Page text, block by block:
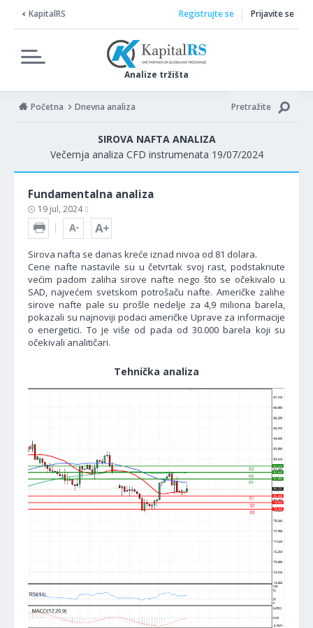
KapitalRS
Analize tržišta
Registrujte se Prijavite se
Početna Dnevna analiza Pretražite
SIROVA NAFTA ANALIZA
Večernja analiza CFD instrumenata 19/07/2024
Fundamentalna analiza
19 jul, 2024
Sirova nafta se danas kreće iznad nivoa od 81 dolara.
Cene nafte nastavile su u četvrtak svoj rast, podstaknute
većim padom zaliha sirove nafte nego što se očekivalo u
SAD, najvećem svetskom potrošaču nafte. Američke zalihe
sirove nafte pale su prošle nedelje za 4,9 miliona barela,
pokazali su najnoviji podaci američke Uprave za informacije
o energetici. To je više od pada od 30.000 barela koji su
očekivali analitičari.
Tehnička analiza